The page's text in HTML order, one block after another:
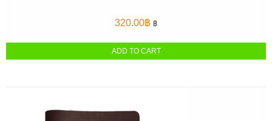
320.00฿ ฿
ADD TO CART